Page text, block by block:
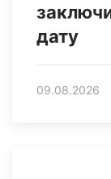
дату
09.08.2026